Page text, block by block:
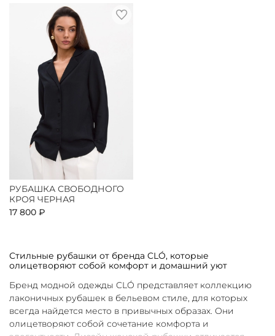
РУБАШКА СВОБОДНОГО
КРОЯ ЧЕРНАЯ
17 800 ₽
Стильные рубашки от бренда CLÓ, которые
олицетворяют собой комфорт и домашний уют
Бренд модной одежды CLÓ представляет коллекцию
лаконичных рубашек в бельевом стиле, для которых
всегда найдется место в привычных образах. Они
олицетворяют собой сочетание комфорта и